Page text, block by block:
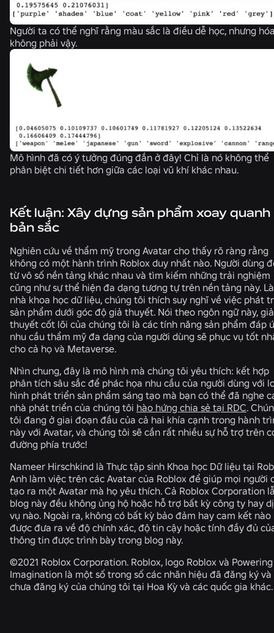
Người ta có thể nghĩ rằng màu sắc là điều dễ học, nhưng
không phải vậy.
Mô hình đã có ý tưởng đúng đắn ở đây! Chỉ là nó không thể
phân biệt chi tiết hơn giữa các loại vũ khí khác nhau.
Kết luận: Xây dựng sản phẩm xoay quanh
bản sắc
Nghiên cứu về thẩm mỹ trong Avatar cho thấy rõ ràng rằng
không có một hành trình Roblox duy nhất nào. Người dùng
từ vô số nền tảng khác nhau và tìm kiếm những trải nghiệm
cũng như sự thể hiện đa dạng tương tự trên nền tảng này.
nhà khoa học dữ liệu, chúng tôi thích suy nghĩ về việc phát
sản phẩm dưới góc độ giả thuyết. Nói theo ngôn ngữ này, giả
thuyết cốt lõi của chúng tôi là các tính năng sản phẩm đáp
nhu cầu thẩm mỹ đa dạng của người dùng sẽ phục vụ tốt
cho cả họ và Metaverse.
Nhìn chung, đây là mô hình mà chúng tôi yêu thích: kết hợp
phân tích sâu sắc để phác họa nhu cầu của người dùng với
hình phát triển sản phẩm sáng tạo mà bạn có thể đã nghe
nhà phát triển của chúng tôi hào hứng chia sẻ tại RDC.
tôi đang ở giai đoạn đầu của cả hai khía cạnh trong hành
này với Avatar, và chúng tôi sẽ cần rất nhiều sự hỗ trợ trên
đường phía trước!
Nameer Hirschkind là Thực tập sinh Khoa học Dữ liệu tại
Anh làm việc trên các Avatar của Roblox để giúp mọi người
tạo ra một Avatar mà họ yêu thích. Cả Roblox Corporation
blog này đều không ủng hộ hoặc hỗ trợ bất kỳ công ty hay
vụ nào. Ngoài ra, không có bất kỳ bảo đảm hay cam kết nào
được đưa ra về độ chính xác, độ tin cậy hoặc tính đầy đủ
thông tin được trình bày trong blog này.
©2021 Roblox Corporation. Roblox, logo Roblox và Powering
Imagination là một số trong số các nhãn hiệu đã đăng ký và
chưa đăng ký của chúng tôi tại Hoa Kỳ và các quốc gia khác.